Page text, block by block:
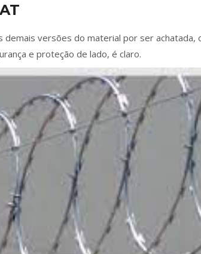
demais versões do material por ser achatada,
e proteção de lado, é claro.